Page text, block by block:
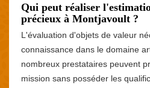
Qui peut réaliser
précieux à Montjavoult ?
L'évaluation d'objets de valeur
connaissance dans le domaine
nombreux prestataires peuvent
mission sans posséder les